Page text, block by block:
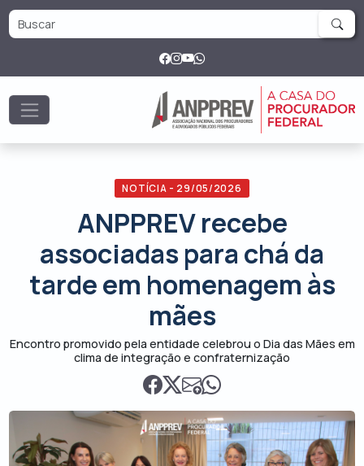
NOTÍCIA - 29/05/2026
ANPPREV recebe
associadas para chá da
tarde em homenagem às
mães
Encontro promovido pela entidade celebrou o Dia das Mães em
clima de integração e confraternização